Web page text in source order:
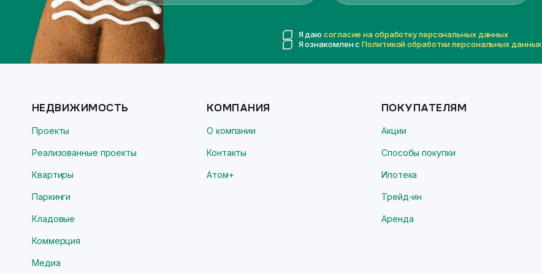
Я даю согласие на обработку персональных данных
Я ознакомлен с Политикой обработки персональных данных
НЕДВИЖИМОСТЬ
Проекты
Реализованные проекты
Квартиры
Паркинги
Кладовые
Коммерция
Медиа
КОМПАНИЯ
О компании
Контакты
Атом+
ПОКУПАТЕЛЯМ
Акции
Способы покупки
Ипотека
Трейд-ин
Аренда